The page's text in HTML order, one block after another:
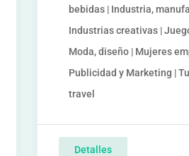
bebidas | Industria,
Industrias creativas |
Moda, diseño | Mujeres
Publicidad y Marketing |
travel
Detalles